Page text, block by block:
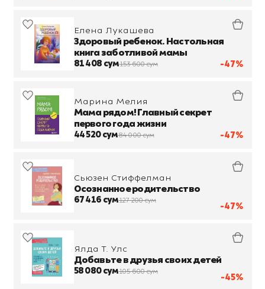
-47%
Елена Лукашева
Здоровый ребенок. Настольная
книга заботливой мамы
81 408 сум153 600 сум
-47%
Марина Мелия
Мама рядом! Главный секрет
первого года жизни
44 520 сум84 000 сум
-47%
Сьюзен Стиффелман
Осознанное родительство
67 416 сум127 200 сум
-45%
Ялда Т. Улс
Добавьте в друзья своих детей
58 080 сум105 600 сум